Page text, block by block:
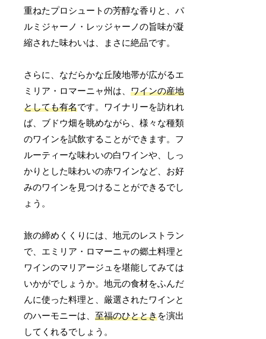
重ねたプロシュートの芳醇な香りと、パ
ルミジャーノ・レッジャーノの旨味が凝
縮された味わいは、まさに絶品です。
さらに、なだらかな丘陵地帯が広がるエ
ミリア・ロマーニャ州は、ワインの産地
としても有名です。ワイナリーを訪れれ
ば、ブドウ畑を眺めながら、様々な種類
のワインを試飲することができます。フ
ルーティーな味わいの白ワインや、しっ
かりとした味わいの赤ワインなど、お好
みのワインを見つけることができるでし
ょう。
旅の締めくくりには、地元のレストラン
で、エミリア・ロマーニャの郷土料理と
ワインのマリアージュを堪能してみては
いかがでしょうか。地元の食材をふんだ
んに使った料理と、厳選されたワインと
のハーモニーは、至福のひとときを演出
してくれるでしょう。